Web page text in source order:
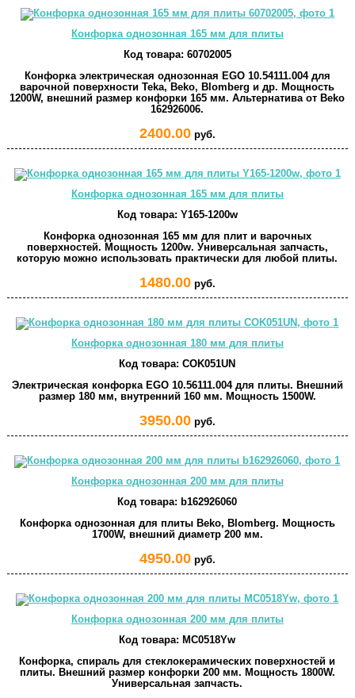
Конфорка однозонная 165 мм для плиты
Код товара: 60702005
Конфорка электрическая однозонная EGO 10.54111.004 для
варочной поверхности Teka, Beko, Blomberg и др. Мощность
1200W, внешний размер конфорки 165 мм. Альтернатива от Beko
162926006.
2400.00руб.
Конфорка однозонная 165 мм для плиты
Код товара: Y165-1200w
Конфорка однозонная 165 мм для плит и варочных
поверхностей. Мощность 1200w. Универсальная запчасть,
которую можно использовать практически для любой плиты.
1480.00руб.
Конфорка однозонная 180 мм для плиты
Код товара: COK051UN
Электрическая конфорка EGO 10.56111.004 для плиты. Внешний
размер 180 мм, внутренний 160 мм. Мощность 1500W.
3950.00руб.
Конфорка однозонная 200 мм для плиты
Код товара: b162926060
Конфорка однозонная для плиты Beko, Blomberg. Мощность
1700W, внешний диаметр 200 мм.
4950.00руб.
Конфорка однозонная 200 мм для плиты
Код товара: MC0518Yw
Конфорка, спираль для стеклокерамических поверхностей и
плиты. Внешний размер конфорки 200 мм. Мощность 1800W.
Универсальная запчасть.